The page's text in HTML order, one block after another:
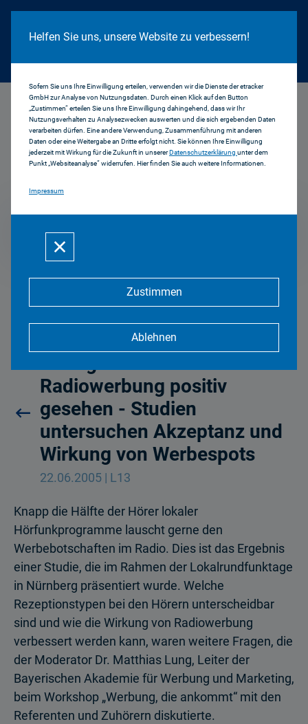
Cookie Hinweis
Helfen Sie uns, unsere Website zu verbessern!
Sofern Sie uns Ihre Einwilligung erteilen, verwenden wir die Dienste der etracker
GmbH zur Analyse von Nutzungsdaten. Durch einen Klick auf den Button
„Zustimmen“ erteilen Sie uns Ihre Einwilligung dahingehend, dass wir Ihr
Nutzungsverhalten zu Analysezwecken auswerten und die sich ergebenden Daten
verarbeiten dürfen. Eine andere Verwendung, Zusammenführung mit anderen
Daten oder eine Weitergabe an Dritte erfolgt nicht. Sie können Ihre Einwilligung
jederzeit mit Wirkung für die Zukunft in unsererDatenschutzerklärung unter dem
Punkt „Websiteanalyse“ widerrufen. Hier finden Sie auch weitere Informationen.
Impressum
Zustimmen
Ablehnen
2005
Pressemitteilungen
Radiowerbung positiv
gesehen - Studien
untersuchen Akzeptanz und
Wirkung von Werbespots
22.06.2005 | L13
Knapp die Hälfte der Hörer lokaler
Hörfunkprogramme lauscht gerne den
Werbebotschaften im Radio. Dies ist das Ergebnis
einer Studie, die im Rahmen der Lokalrundfunktage
in Nürnberg präsentiert wurde. Welche
Rezeptionstypen bei den Hörern unterscheidbar
sind und wie die Wirkung von Radiowerbung
verbessert werden kann, waren weitere Fragen, die
der Moderator Dr. Matthias Lung, Leiter der
Bayerischen Akademie für Werbung und Marketing,
beim Workshop „Werbung, die ankommt“ mit den
Referenten und Zuhörern diskutierte.